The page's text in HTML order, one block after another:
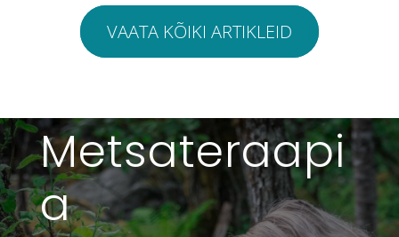
VAATA KÕIKI ARTIKLEID
Metsateraapi
a